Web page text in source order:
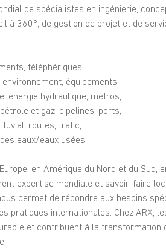
de spécialistes en ingénierie,
à 360°, de gestion de projet et de
téléphériques,
équipements,
énergie hydraulique, métros,
et gaz, pipelines, ports,
routes, trafic,
eaux/eaux usées.
en Amérique du Nord et du Sud,
expertise mondiale et savoir-faire
permet de répondre aux besoins
pratiques internationales. Chez ARX,
et contribuent à la transformation